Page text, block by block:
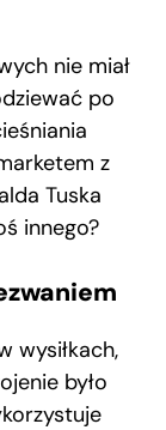
nie miał
po
z
Tuska
innego?
wysiłkach,
było